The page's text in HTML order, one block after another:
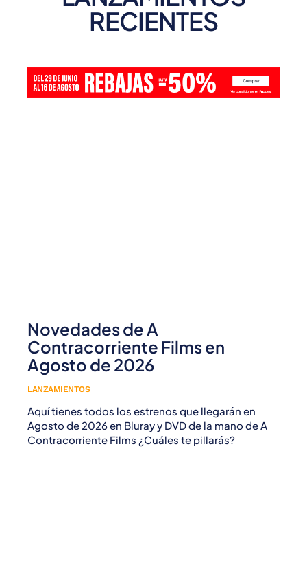
RECIENTES
Novedades de A
Contracorriente Films en
Agosto de 2026
LANZAMIENTOS
Aquí tienes todos los estrenos que llegarán en
Agosto de 2026 en Bluray y DVD de la mano de A
Contracorriente Films ¿Cuáles te pillarás?